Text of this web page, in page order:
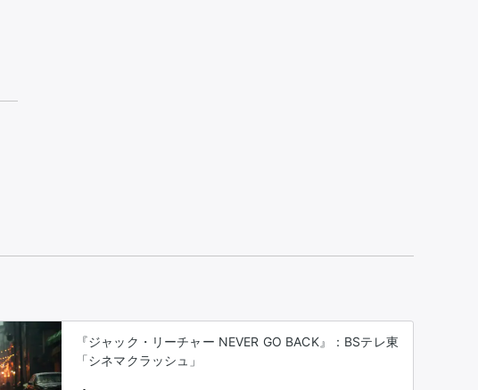
『ジャック・リーチャー NEVER GO BACK』：BSテレ東
「シネマクラッシュ」